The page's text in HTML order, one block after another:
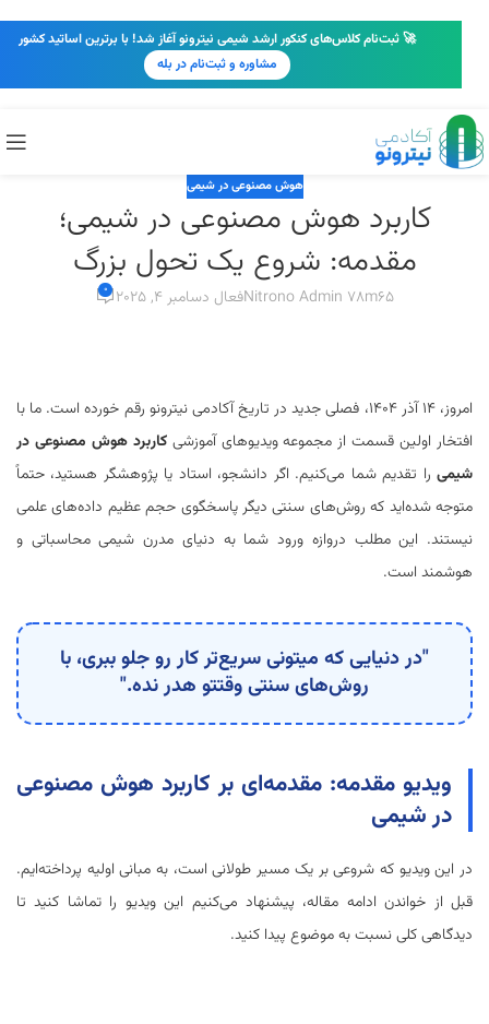
هوش مصنوعی در شیمی
کاربرد هوش مصنوعی در شیمی؛
مقدمه: شروع یک تحول بزرگ
Nitrono Admin 78m65فعال دسامبر 4, 2025 0
امروز، ۱۴ آذر ۱۴۰۴، فصلی جدید در تاریخ آکادمی نیترونو رقم خورده است. ما با
افتخار اولین قسمت از مجموعه ویدیوهای آموزشیکاربرد هوش مصنوعی در
شیمی را تقدیم شما می‌کنیم. اگر دانشجو، استاد یا پژوهشگر هستید، حتماً
متوجه شده‌اید که روش‌های سنتی دیگر پاسخگوی حجم عظیم داده‌های علمی
نیستند. این مطلب دروازه ورود شما به دنیای مدرن شیمی محاسباتی و
هوشمند است.
"در دنیایی که میتونی سریع‌تر کار رو جلو ببری، با
روش‌های سنتی وقتتو هدر نده."
ویدیو مقدمه: مقدمه‌ای بر کاربرد هوش مصنوعی
در شیمی
در این ویدیو که شروعی بر یک مسیر طولانی است، به مبانی اولیه پرداخته‌ایم.
قبل از خواندن ادامه مقاله، پیشنهاد می‌کنیم این ویدیو را تماشا کنید تا
دیدگاهی کلی نسبت به موضوع پیدا کنید.
🚀 ثبت‌نام کلاس‌های کنکور ارشد شیمی نیترونو آغاز شد! با برترین اساتید کشور
مشاوره و ثبت‌نام در بله